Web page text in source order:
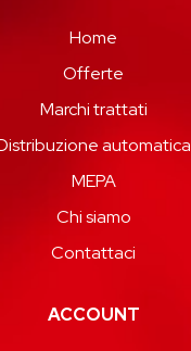
Home
Offerte
Marchi trattati
automatica
MEPA
Chi siamo
Contattaci
ACCOUNT